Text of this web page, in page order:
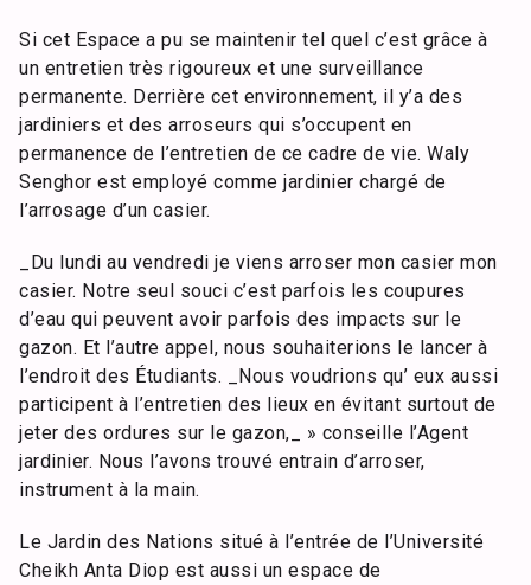
Si cet Espace a pu se maintenir tel quel c’est grâce à
un entretien très rigoureux et une surveillance
permanente. Derrière cet environnement, il y’a des
jardiniers et des arroseurs qui s’occupent en
permanence de l’entretien de ce cadre de vie. Waly
Senghor est employé comme jardinier chargé de
l’arrosage d’un casier.
_Du lundi au vendredi je viens arroser mon casier mon
casier. Notre seul souci c’est parfois les coupures
d’eau qui peuvent avoir parfois des impacts sur le
gazon. Et l’autre appel, nous souhaiterions le lancer à
l’endroit des Étudiants. _Nous voudrions qu’ eux aussi
participent à l’entretien des lieux en évitant surtout de
jeter des ordures sur le gazon,_ » conseille l’Agent
jardinier. Nous l’avons trouvé entrain d’arroser,
instrument à la main.
Le Jardin des Nations situé à l’entrée de l’Université
Cheikh Anta Diop est aussi un espace de